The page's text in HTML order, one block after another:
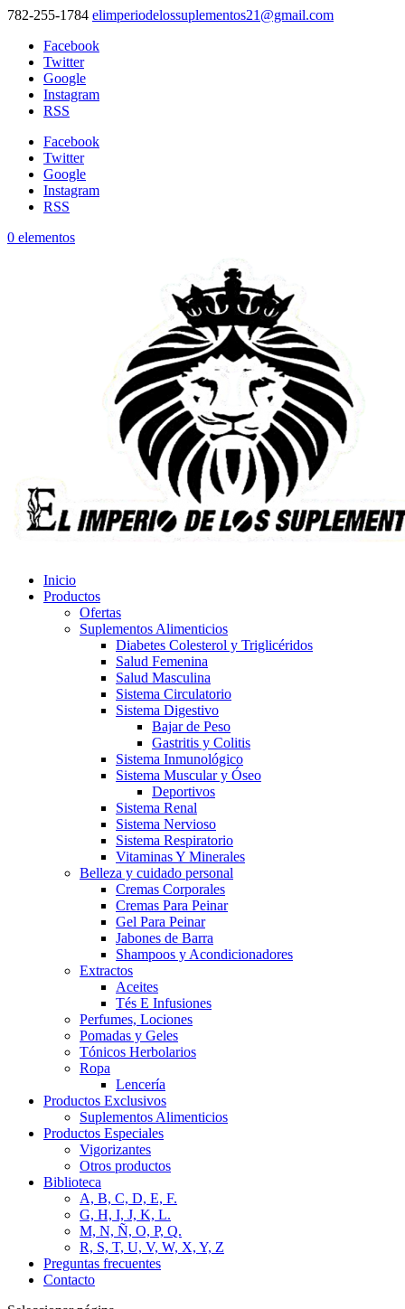
782-255-1784 elimperiodelossuplementos21@gmail.com
Facebook
Twitter
Google
Instagram
RSS
Facebook
Twitter
Google
Instagram
RSS
0 elementos
Inicio
Productos
Ofertas
Suplementos Alimenticios
Diabetes Colesterol y Triglicéridos
Salud Femenina
Salud Masculina
Sistema Circulatorio
Sistema Digestivo
Bajar de Peso
Gastritis y Colitis
Sistema Inmunológico
Sistema Muscular y Óseo
Deportivos
Sistema Renal
Sistema Nervioso
Sistema Respiratorio
Vitaminas Y Minerales
Belleza y cuidado personal
Cremas Corporales
Cremas Para Peinar
Gel Para Peinar
Jabones de Barra
Shampoos y Acondicionadores
Extractos
Aceites
Tés E Infusiones
Perfumes, Lociones
Pomadas y Geles
Tónicos Herbolarios
Ropa
Lencería
Productos Exclusivos
Suplementos Alimenticios
Productos Especiales
Vigorizantes
Otros productos
Biblioteca
A, B, C, D, E, F.
G, H, I, J, K, L.
M, N, Ñ, O, P, Q.
R, S, T, U, V, W, X, Y, Z
Preguntas frecuentes
Contacto